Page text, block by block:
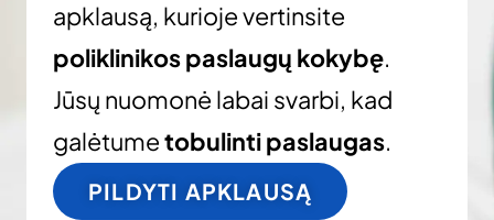
apklausą, kurioje vertinsite
poliklinikos paslaugų kokybę.
Jūsų nuomonė labai svarbi, kad
galėtumetobulinti paslaugas.
PILDYTI APKLAUSĄ